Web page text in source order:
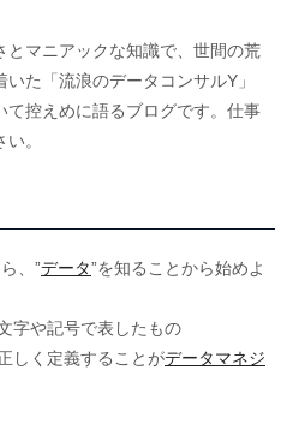
とマニアックな知識で、世間の荒
た「流浪のデータコンサルY」
て控えめに語るブログです。仕事
。
、”データ”を知ることから始めよ
字や記号で表したもの
しく定義することがデータマネジ